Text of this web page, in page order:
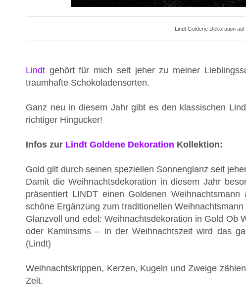
Lindt Goldene Dekoration
Lindt gehört für mich seit jeher zu meiner
traumhafte Schokoladensorten.
Ganz neu in diesem Jahr gibt es den klassischen
richtiger Hingucker!
Infos zur Lindt Goldene Dekoration Kollektion:
Gold gilt durch seinen speziellen Sonnenglanz seit
Damit die Weihnachtsdekoration in diesem Jahr
präsentiert LINDT einen Goldenen
schöne Ergänzung zum traditionellen
Glanzvoll und edel: Weihnachtsdekoration in Gold Ob
oder Kaminsims – in der Weihnachtszeit wird das
(Lindt)
Weihnachtskrippen, Kerzen, Kugeln und Zweige
Zeit.